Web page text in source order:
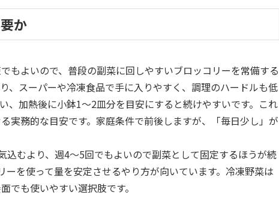
か
もよいので、普段の副菜に回しやすいブロッコリーを常備する
、スーパーや冷凍食品で手に入りやすく、調理のハードルも低
、加熱後に小鉢1〜2皿分を目安にすると続けやすいです。これ
実務的な目安です。家庭条件で前後しますが、「毎日少し」が
込むより、週4〜5回でもよいので副菜として固定するほうが続
を使って量を安定させるやり方が向いています。冷凍野菜は
でも使いやすい選択肢です。